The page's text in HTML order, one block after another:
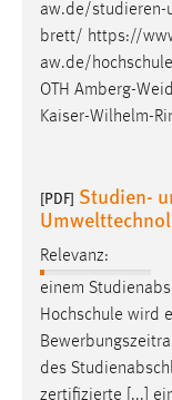
aw.de/studieren-
brett/ https://
aw.de/
OTH Amberg-
Kaiser-Wilhelm-
[PDF] Studien-
Relevanz:
einem
Hochschule wird
des
zertifizierte [...]